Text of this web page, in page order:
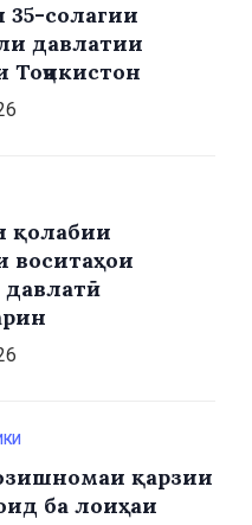
солагии
давлатии
Тоҷикистон
қолабии
воситаҳои
давлатӣ
қарзии
ба лоиҳаи